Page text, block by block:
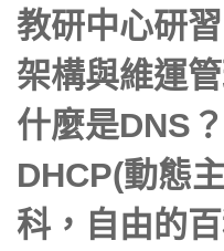
教研中心研
架構與維運
什麼是DNS
DHCP(動態
科，自由的